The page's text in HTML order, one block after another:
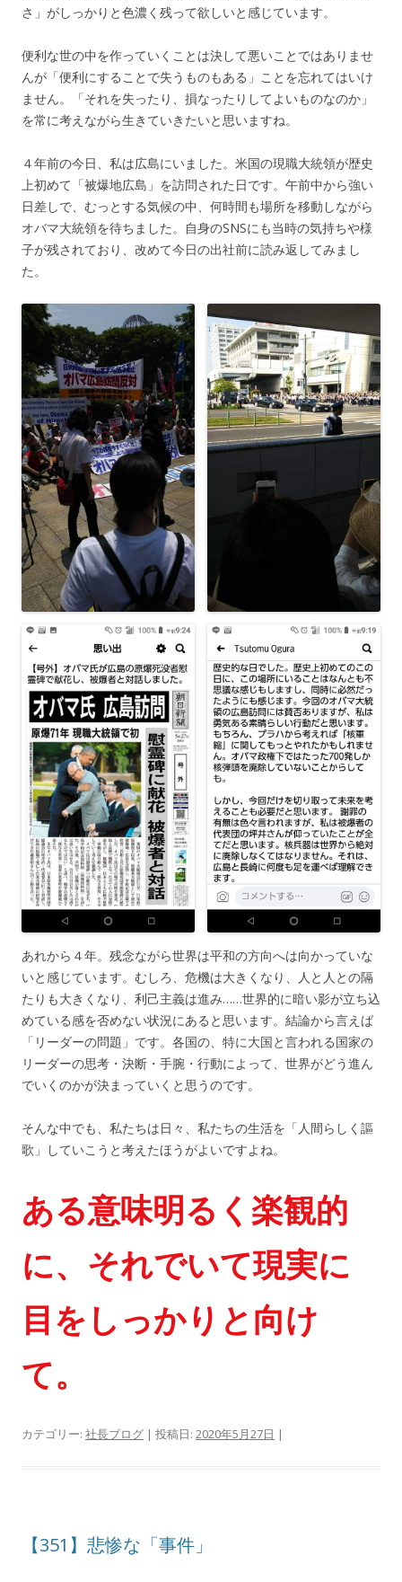
さ」がしっかりと色濃く残って欲しいと感じています。
便利な世の中を作っていくことは決して悪いことではありませ
んが「便利にすることで失うものもある」ことを忘れてはいけ
ません。「それを失ったり、損なったりしてよいものなのか」
を常に考えながら生きていきたいと思いますね。
４年前の今日、私は広島にいました。米国の現職大統領が歴史
上初めて「被爆地広島」を訪問された日です。午前中から強い
日差しで、むっとする気候の中、何時間も場所を移動しながら
オバマ大統領を待ちました。自身のSNSにも当時の気持ちや様
子が残されており、改めて今日の出社前に読み返してみまし
た。
あれから４年。残念ながら世界は平和の方向へは向かっていな
いと感じています。むしろ、危機は大きくなり、人と人との隔
たりも大きくなり、利己主義は進み……世界的に暗い影が立ち込
めている感を否めない状況にあると思います。結論から言えば
「リーダーの問題」です。各国の、特に大国と言われる国家の
リーダーの思考・決断・手腕・行動によって、世界がどう進ん
でいくのかが決まっていくと思うのです。
そんな中でも、私たちは日々、私たちの生活を「人間らしく謳
歌」していこうと考えたほうがよいですよね。
ある意味明るく楽観的
に、それでいて現実に
目をしっかりと向け
て。
カテゴリー: 社長ブログ | 投稿日: 2020年5月27日 |
【351】悲惨な「事件」